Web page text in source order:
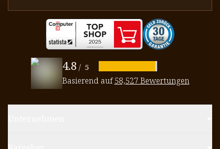
4.8 / 5
Basierend auf58,527 Bewertungen